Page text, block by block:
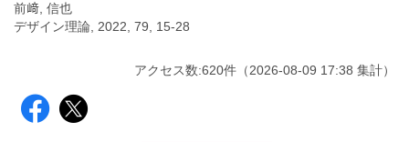
前﨑, 信也
デザイン理論, 2022, 79, 15-28
アクセス数:620件 （2026-08-09 17:38 集計）